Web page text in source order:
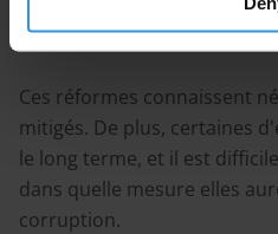
leur exécution, mieux gérer
et assurer un contrôle
Ces réformes connaissent
mitigés. De plus, certaines
le long terme, et il est
dans quelle mesure elles
corruption.